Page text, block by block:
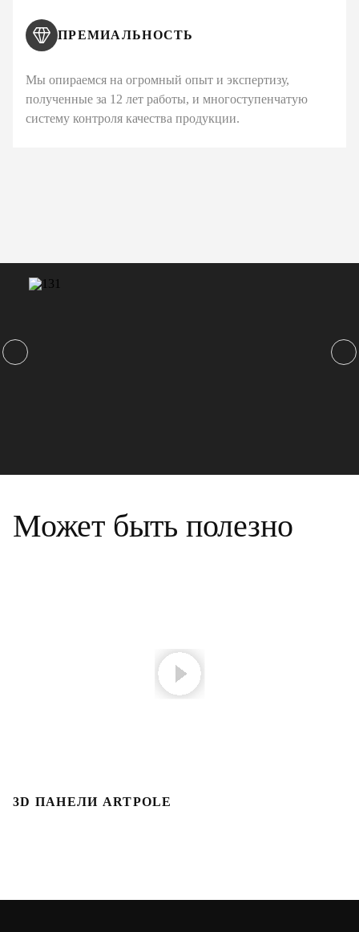
ПРЕМИАЛЬНОСТЬ
Мы опираемся на огромный опыт и экспертизу,
полученные за 12 лет работы, и многоступенчатую
систему контроля качества продукции.
Может быть полезно
3D ПАНЕЛИ ARTPOLE